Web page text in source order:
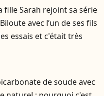
fille Sarah rejoint sa série
avec l’un de ses fils
essais et c'était très
de soude avec